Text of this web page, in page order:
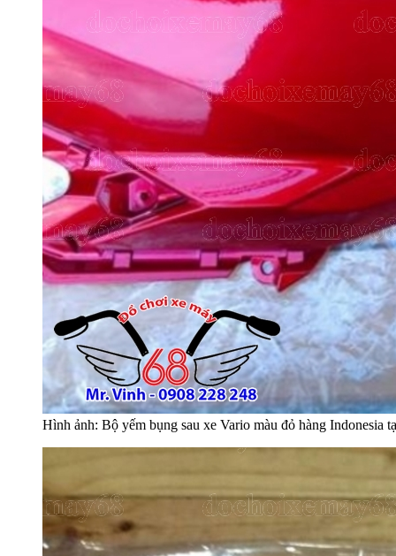
Hình ảnh: Bộ yếm bụng sau xe Vario màu đỏ hàng Indonesia